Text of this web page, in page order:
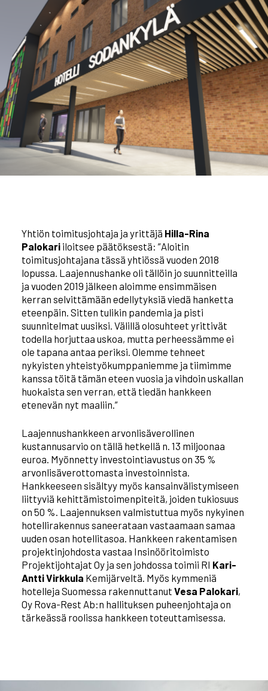
Yhtiön toimitusjohtaja ja yrittäjä Hilla-Rina
Palokariiloitsee päätöksestä: ”Aloitin
toimitusjohtajana tässä yhtiössä vuoden 2018
lopussa. Laajennushanke oli tällöin jo suunnitteilla
ja vuoden 2019 jälkeen aloimme ensimmäisen
kerran selvittämään edellytyksiä viedä hanketta
eteenpäin. Sitten tulikin pandemia ja pisti
suunnitelmat uusiksi. Välillä olosuhteet yrittivät
todella horjuttaa uskoa, mutta perheessämme ei
ole tapana antaa periksi. Olemme tehneet
nykyisten yhteistyökumppaniemme ja tiimimme
kanssa töitä tämän eteen vuosia ja vihdoin uskallan
huokaista sen verran, että tiedän hankkeen
etenevän nyt maaliin.”
Laajennushankkeen arvonlisäverollinen
kustannusarvio on tällä hetkellä n. 13 miljoonaa
euroa. Myönnetty investointiavustus on 35 %
arvonlisäverottomasta investoinnista.
Hankkeeseen sisältyy myös kansainvälistymiseen
liittyviä kehittämistoimenpiteitä, joiden tukiosuus
on 50 %. Laajennuksen valmistuttua myös nykyinen
hotellirakennus saneerataan vastaamaan samaa
uuden osan hotellitasoa. Hankkeen rakentamisen
projektinjohdosta vastaa Insinööritoimisto
Projektijohtajat Oy ja sen johdossa toimii RI Kari-
Antti Virkkula Kemijärveltä. Myös kymmeniä
hotelleja Suomessa rakennuttanut Vesa Palokari,
Oy Rova-Rest Ab:n hallituksen puheenjohtaja on
tärkeässä roolissa hankkeen toteuttamisessa.